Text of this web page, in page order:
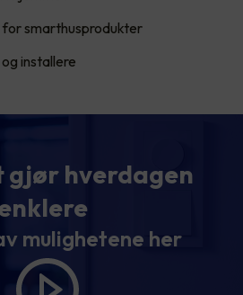
smarthusprodukter
installere
gjør hverdagen
mulighetene her